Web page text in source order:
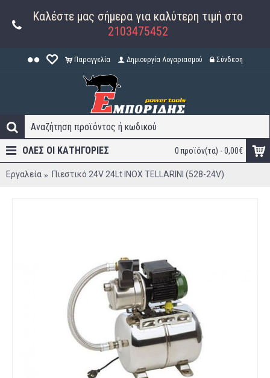
Καλέστε μας σήμερα για καλύτερη τιμή στο
2103475452
Παραγγελία Δημιουργία Λογαριασμού Σύνδεση
0 προϊόν(τα) - 0,00€
ΟΛΕΣ ΟΙ ΚΑΤΗΓΟΡΊΕΣ
Εργαλεία Πιεστικό 24V 24Lt INOX TELLARINI (528-24V)